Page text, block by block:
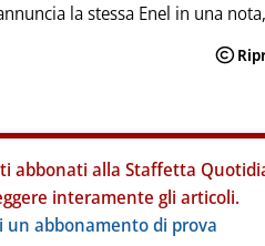
la stessa Enel in una
abbonati alla Staffetta
interamente gli articoli.
un abbonamento di prova